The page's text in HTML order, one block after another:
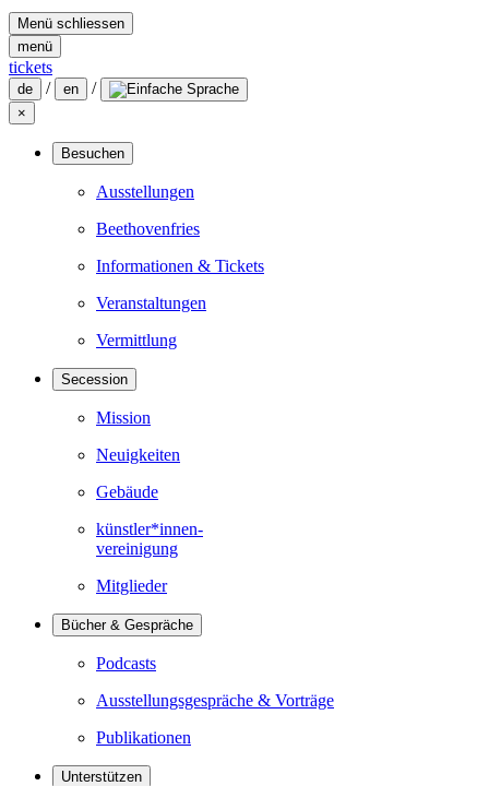
Menü schliessen
menü
tickets
de / en /
×
Besuchen
Ausstellungen
Beethovenfries
Informationen & Tickets
Veranstaltungen
Vermittlung
Secession
Mission
Neuigkeiten
Gebäude
künstler*innen-
vereinigung
Mitglieder
Bücher & Gespräche
Podcasts
Ausstellungsgespräche & Vorträge
Publikationen
Unterstützen